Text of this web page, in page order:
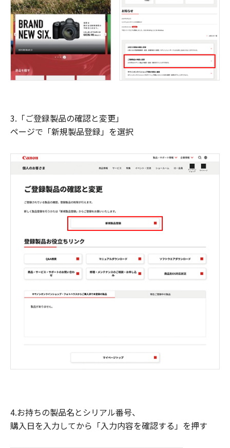
3.「ご登録製品の確認と変更」
ページで「新規製品登録」を選択
4.お持ちの製品名とシリアル番号、
購入日を入力してから「入力内容を確認する」を押す